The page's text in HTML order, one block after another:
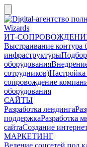
ИТ-
Выстраивание контура
инфраструктурыПодбор
оборудования
сотрудников)Настройка
сопровождение
оборудования
САЙТЫ
Разработка лендинга
поддержкаРазработка
сайтаСоздание
МАРКЕТИНГ
Ведение соцсетей под